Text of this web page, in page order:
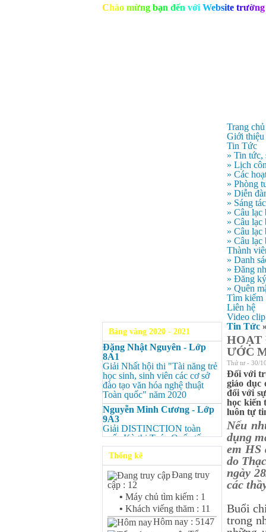
Chào mừng bạn đến với Website trường
Trang chủ
Giới thiệu
Tin Tức
» Tin tức,
» Lịch
» Các
» Phòng
» Diễn
» Sáng
» Câu lạc
» Câu
» Câu lạc
» Câu lạc
Thành
» Danh
» Đăng
» Đăng ký
» Quên
Tìm kiếm
Liên hệ
Video clip
Bảng vàng 2020 - 2021
Đặng Nhật Nguyên - Lớp
8A1
Giải Nhất hội thi "Tài năng trẻ
học sinh, sinh viên các cơ sở
đào tạo văn hóa nghệ thuật
Toàn quốc" năm 2020
Nguyễn Minh Cương - Lớp
9A3
Giải DISTINCTION toàn
quốc Kỳ thi Toán Quốc tế
Kangaroo – IKMC 2020
Nguyễn Minh Cương - Lớp
9A3
Giải Ba kỳ thi chọn HSG cấp
tỉnh môn Toán.
Bùi Quang Minh - Lớp 9A3
Giải DISTINCTION Toàn
quốc Kỳ thi Toán Quốc tế
Thống kê
Đang truy
cập : 12
• Máy chủ tìm kiếm : 1
• Khách viếng thăm : 11
Hôm nay : 5147
Tin Tức »
HOẠT
ƯỚC
Thứ tư - 30/
Đối với
giáo dục
đối với
học kiến
luôn tự
Nếu
dụng
em HS
do
ngày
các
Buổi
trong